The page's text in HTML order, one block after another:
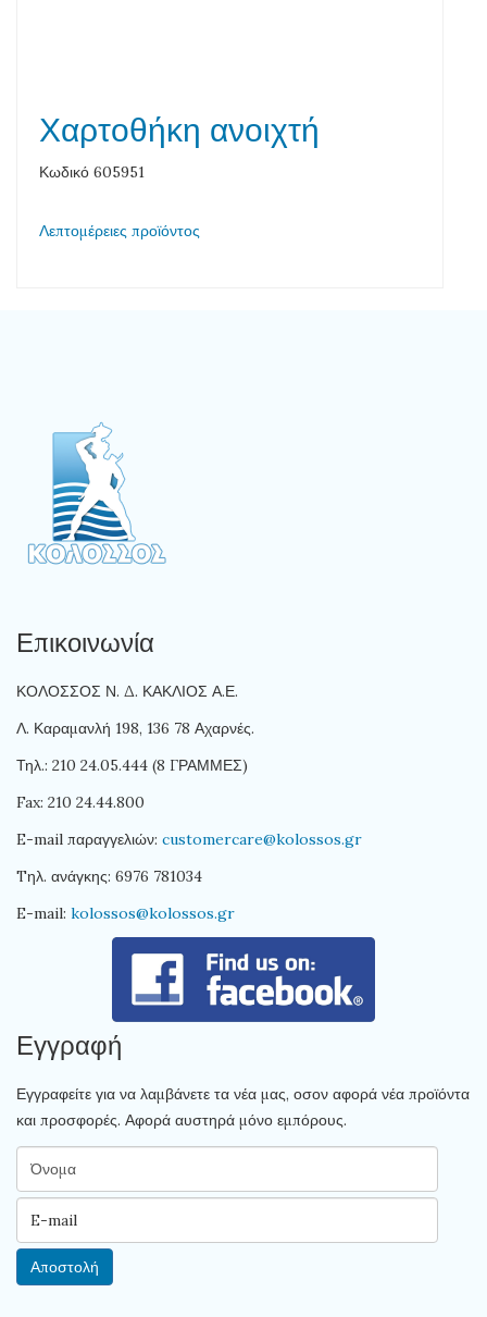
Χαρτοθήκη ανοιχτή
Κωδικό 605951
Λεπτομέρειες προϊόντος
Επικοινωνία
ΚΟΛΟΣΣΟΣ Ν. Δ. ΚΑΚΛΙΟΣ Α.Ε.
Λ. Καραμανλή 198, 136 78 Αχαρνές.
Τηλ.: 210 24.05.444 (8 ΓΡΑΜΜΕΣ)
Fax: 210 24.44.800
E-mail παραγγελιών: customercare@kolossos.gr
Tηλ. ανάγκης: 6976 781034
E-mail: kolossos@kolossos.gr
Εγγραφή
Εγγραφείτε για να λαμβάνετε τα νέα μας, οσον αφορά νέα προϊόντα
και προσφορές. Αφορά αυστηρά μόνο εμπόρους.